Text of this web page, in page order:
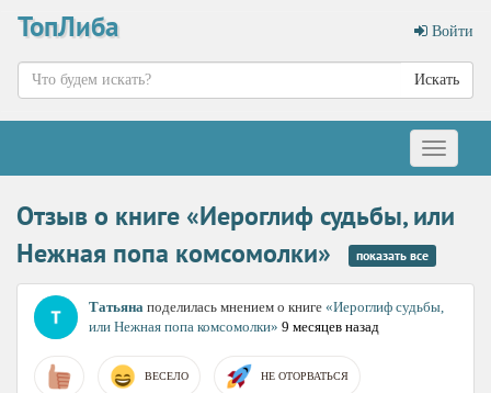
ТопЛиба Войти
Искать
Меню
Отзыв о книге «Иероглиф судьбы, или
Нежная попа комсомолки»
показать все
Татьяна поделилась мнением о книге «Иероглиф судьбы,
или Нежная попа комсомолки» 9 месяцев назад
ВЕСЕЛО НЕ ОТОРВАТЬСЯ